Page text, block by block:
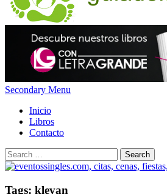
Secondary Menu
Inicio
Libros
Contacto
Search
Tags: klevan